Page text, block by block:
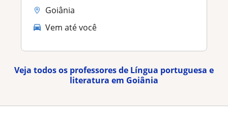
Goiânia
Vem até você
Veja todos os professores de Língua portuguesa e
literatura em Goiânia